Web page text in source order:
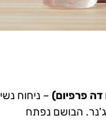
– ניחוח נשי
הבושם נפתח